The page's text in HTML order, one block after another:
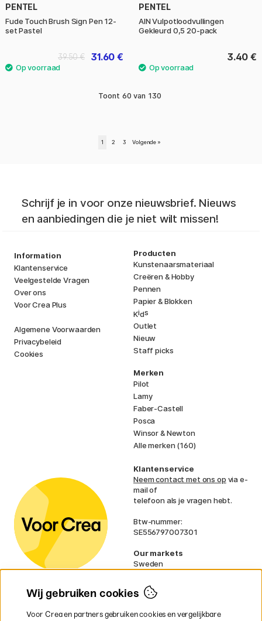
PENTEL
Fude Touch Brush Sign Pen 12-
set Pastel
31.60 €
39.50 €
PENTEL
AIN Vulpotloodvullingen
Gekleurd 0,5 20-pack
3.40 €
Toont 60 van 130
1 2 3 Volgende »
Schrijf je in voor onze nieuwsbrief. Nieuws
en aanbiedingen die je niet wilt missen!
Information
Klantenservice
Veelgestelde Vragen
Over ons
Voor Crea Plus
Algemene Voorwaarden
Privacybeleid
Cookies
Producten
Kunstenaarsmateriaal
Creëren & Hobby
Pennen
Papier & Blokken
Kids
Outlet
Nieuw
Staff picks
Merken
Pilot
Lamy
Faber-Castell
Posca
Winsor & Newton
Alle merken (160)
Klantenservice
Neem contact met ons op via e-
mail of
telefoon als je vragen hebt.
Btw-nummer:
SE556797007301
Our markets
Sweden
Denmark
Finland
Ireland
Wij gebruiken cookies
Voor Crea en partners gebruiken cookies en vergelijkbare